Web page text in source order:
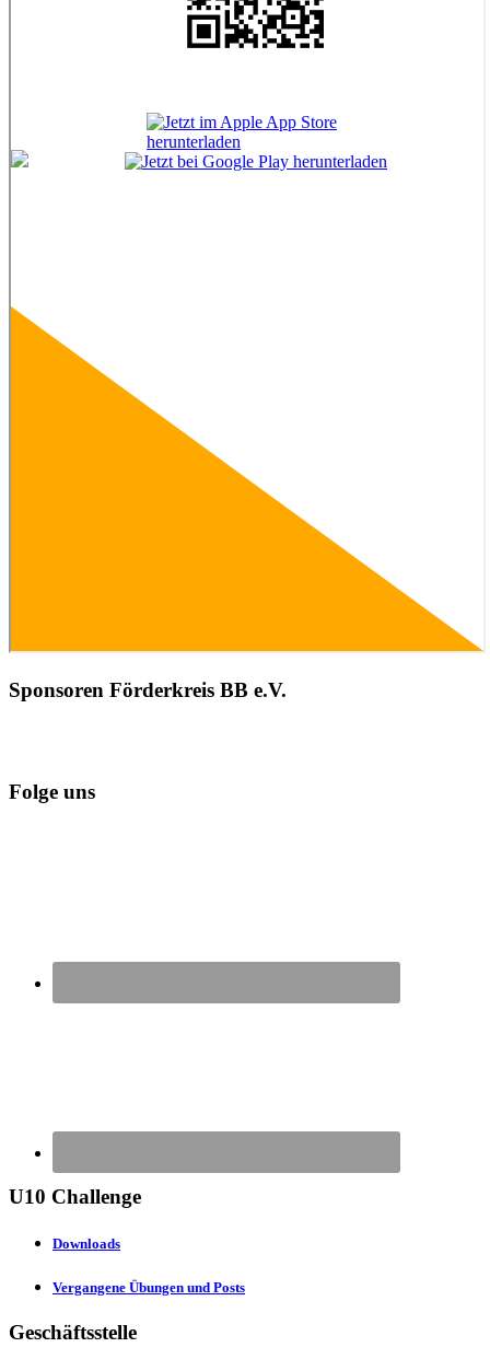
Sponsoren Förderkreis BB e.V.
Folge uns
U10 Challenge
Downloads
Vergangene Übungen und Posts
Geschäftsstelle